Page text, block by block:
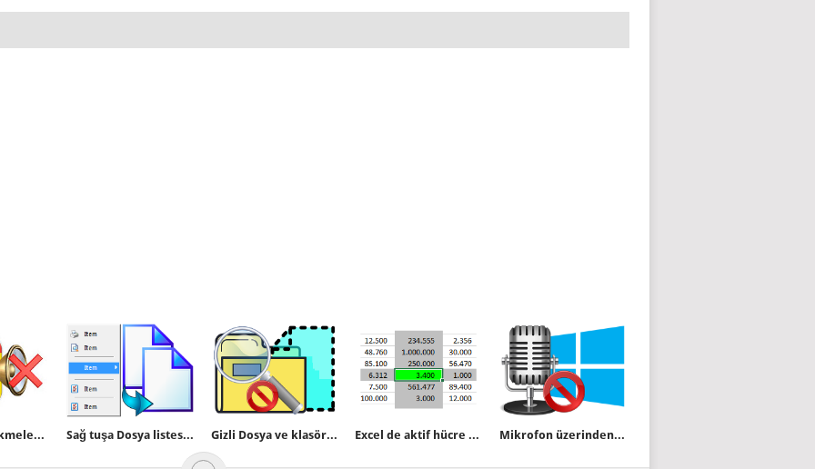
Chromede sekmeler için sessizlik ikonu Sağ tuşa Dosya listesini kopyala ilavesi Gizli Dosya ve klasörlerin gösterilmesini engelleyin Excel de aktif hücre vurgusu yapmak Mikrofon üzerinden sizi dinleyip kaydedemesinler